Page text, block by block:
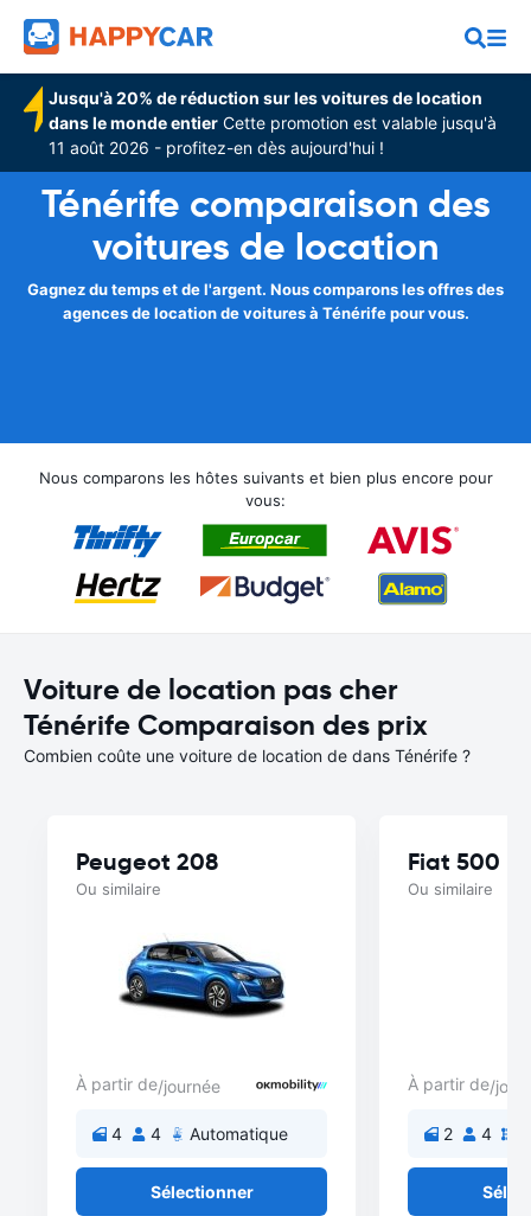
Jusqu'à 20% de réduction sur les voitures de location
dans le monde entier Cette promotion est valable jusqu'à
11 août 2026 - profitez-en dès aujourd'hui !
Ténérife comparaison des
voitures de location
Gagnez du temps et de l'argent. Nous comparons les offres des
agences de location de voitures à Ténérife pour vous.
Nous comparons les hôtes suivants et bien plus encore pour
vous:
Voiture de location pas cher
Ténérife Comparaison des prix
Combien coûte une voiture de location de dans Ténérife ?
Peugeot 208
Ou similaire
À partir de/journée
4 4 Automatique
Sélectionner
Fiat 500
Ou similaire
À partir de/
2 4